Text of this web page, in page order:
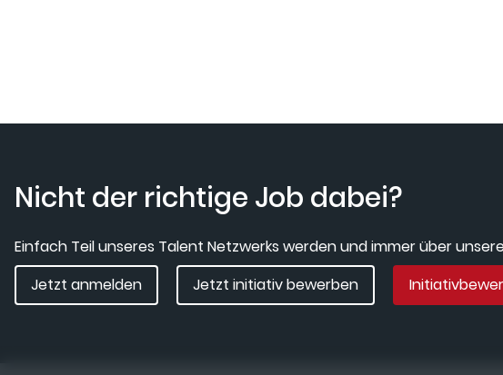
Nicht der richtige Job dabei?
Einfach Teil unseres Talent Netzwerks werden und immer über
Jetzt anmelden
Jetzt initiativ bewerben